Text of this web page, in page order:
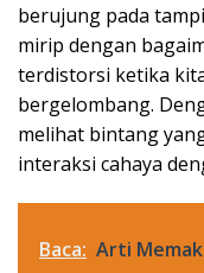
berujung pada
mirip dengan
terdistorsi ketika
bergelombang.
melihat bintang
interaksi cahaya
Baca: Arti